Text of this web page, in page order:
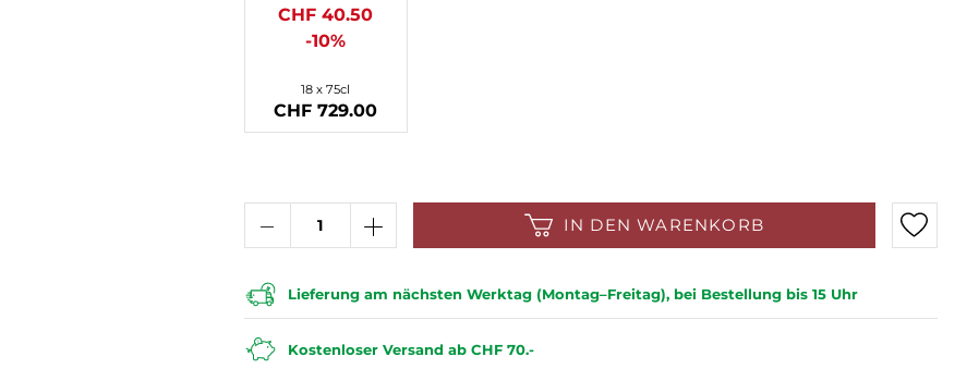
CHF 40.50
-10%
18 x 75cl
CHF 729.00
IN DEN WARENKORB
Lieferung am nächsten Werktag (Montag–Freitag), bei Bestellung bis 15 Uhr
Kostenloser Versand ab CHF 70.-